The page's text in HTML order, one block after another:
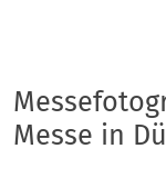
Messe in